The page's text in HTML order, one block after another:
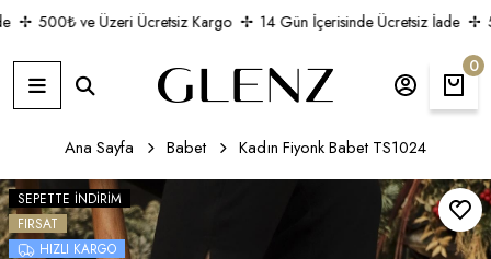
500₺ ve Üzeri Ücretsiz Kargo 14 Gün İçerisinde Ücretsiz İade
0
Ana Sayfa Babet Kadın Fiyonk Babet TS1024
SEPETTE İNDIRIM
FIRSAT
HIZLI KARGO